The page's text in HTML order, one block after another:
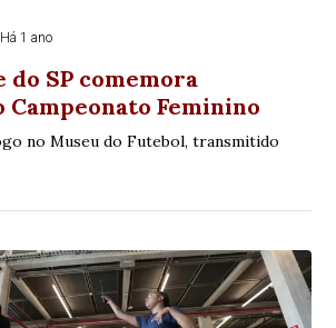
Há 1 ano
do SP comemora
Campeonato Feminino
no Museu do Futebol, transmitido